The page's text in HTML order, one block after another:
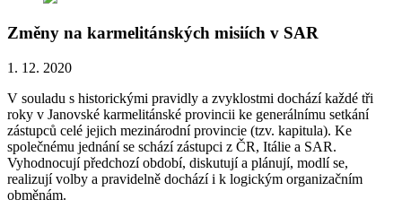
Změny na karmelitánských misiích v SAR
1. 12. 2020
V souladu s historickými pravidly a zvyklostmi dochází každé tři
roky v Janovské karmelitánské provincii ke generálnímu setkání
zástupců celé jejich mezinárodní provincie (tzv. kapitula). Ke
společnému jednání se schází zástupci z ČR, Itálie a SAR.
Vyhodnocují předchozí období, diskutují a plánují, modlí se,
realizují volby a pravidelně dochází i k logickým organizačním
obměnám.